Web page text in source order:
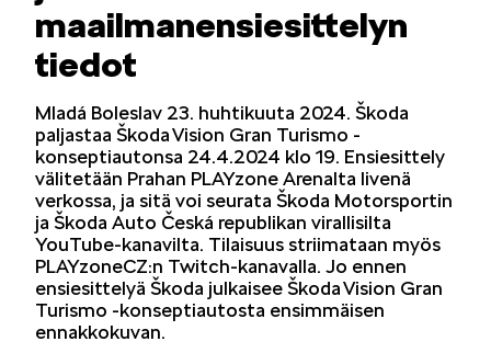
LIFESTYLE
ŠKODA SPONSOROI
maailmanensiesittelyn
tiedot
Mladá Boleslav 23. huhtikuuta 2024. Škoda
paljastaa Škoda Vision Gran Turismo -
konseptiautonsa 24.4.2024 klo 19. Ensiesittely
välitetään Prahan PLAYzone Arenalta livenä
verkossa, ja sitä voi seurata Škoda Motorsportin
ja Škoda Auto Česká republikan virallisilta
YouTube-kanavilta. Tilaisuus striimataan myös
PLAYzoneCZ:n Twitch-kanavalla. Jo ennen
ensiesittelyä Škoda julkaisee Škoda Vision Gran
Turismo -konseptiautosta ensimmäisen
ennakkokuvan.